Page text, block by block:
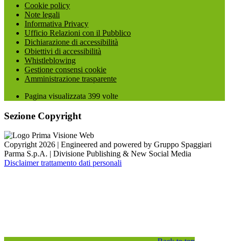
Cookie policy
Note legali
Informativa Privacy
Ufficio Relazioni con il Pubblico
Dichiarazione di accessibilità
Obiettivi di accessibilità
Whistleblowing
Gestione consensi cookie
Amministrazione trasparente
Pagina visualizzata 399 volte
Sezione Copyright
Copyright 2026 | Engineered and powered by Gruppo Spaggiari
Parma S.p.A. | Divisione Publishing & New Social Media
Disclaimer trattamento dati personali